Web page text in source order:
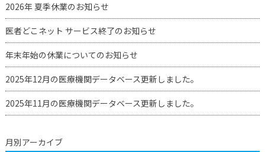
2026年 夏季休業のお知らせ
医者どこネット サービス終了のお知らせ
年末年始の休業についてのお知らせ
2025年12月の医療機関データベース更新しました。
2025年11月の医療機関データベース更新しました。
月別アーカイブ